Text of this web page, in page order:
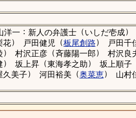
洋一 ： 新人の弁護士（いしだ壱成）
花） 戸田健児 （板尾創路） 戸田千
） 村沢正彦（斉藤陽一郎） 村沢良
） 坂上昇（東海孝之助） 坂上順子
久美子） 河田裕美 （奥菜恵） 山村